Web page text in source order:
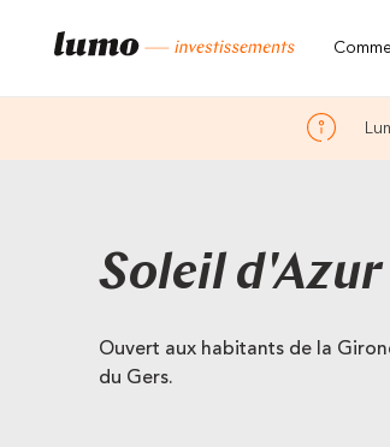
Soleil d'Azur
Ouvert aux habitants de la
du Gers.